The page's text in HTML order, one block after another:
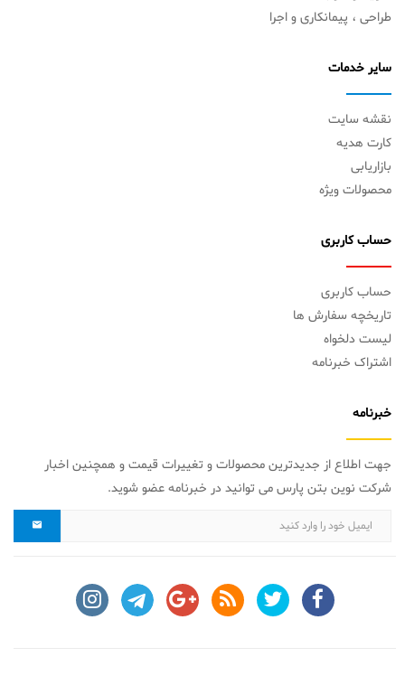
طراحی ، پیمانکاری و اجرا
سایر خدمات
نقشه سایت
کارت هدیه
بازاریابی
محصولات ویژه
حساب کاربری
حساب کاربری
تاریخچه سفارش ها
لیست دلخواه
اشتراک خبرنامه
خبرنامه
جهت اطلاع از جدیدترین محصولات و تغییرات قیمت و همچنین اخبار
شرکت نوین بتن پارس می توانید در خبرنامه عضو شوید.